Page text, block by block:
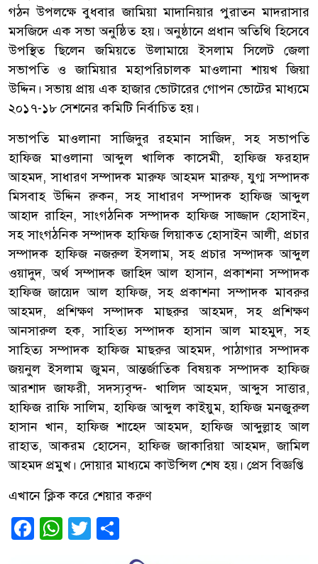
গঠন উপলক্ষে বুধবার জামিয়া মাদানিয়ার পুরাতন মাদরাসার
মসজিদে এক সভা অনুষ্ঠিত হয়। অনুষ্ঠানে প্রধান অতিথি হিসেবে
উপস্থিত ছিলেন জমিয়তে উলামায়ে ইসলাম সিলেট জেলা
সভাপতি ও জামিয়ার মহাপরিচালক মাওলানা শায়খ জিয়া
উদ্দিন। সভায় প্রায় এক হাজার ভোটারের গোপন ভোটের মাধ্যমে
২০১৭-১৮ সেশনের কমিটি নির্বাচিত হয়।
সভাপতি মাওলানা সাজিদুর রহমান সাজিদ, সহ সভাপতি
হাফিজ মাওলানা আব্দুল খালিক কাসেমী, হাফিজ ফরহাদ
আহমদ, সাধারণ সম্পাদক মারুফ আহমদ মারুফ, যুগ্ম সম্পাদক
মিসবাহ উদ্দিন রুকন, সহ সাধারণ সম্পাদক হাফিজ আব্দুল
আহাদ রাহিন, সাংগঠনিক সম্পাদক হাফিজ সাজ্জাদ হোসাইন,
সহ সাংগঠনিক সম্পাদক হাফিজ লিয়াকত হোসাইন আলী, প্রচার
সম্পাদক হাফিজ নজরুল ইসলাম, সহ প্রচার সম্পাদক আব্দুল
ওয়াদুদ, অর্থ সম্পাদক জাহিদ আল হাসান, প্রকাশনা সম্পাদক
হাফিজ জায়েদ আল হাফিজ, সহ প্রকাশনা সম্পাদক মাবরুর
আহমদ, প্রশিক্ষণ সম্পাদক মাছরুর আহমদ, সহ প্রশিক্ষণ
আনসারুল হক, সাহিত্য সম্পাদক হাসান আল মাহমুদ, সহ
সাহিত্য সম্পাদক হাফিজ মাছরুর আহমদ, পাঠাগার সম্পাদক
জয়নুল ইসলাম জুমন, আন্তর্জাতিক বিষয়ক সম্পাদক হাফিজ
আরশাদ জাফরী, সদস্যবৃন্দ- খালিদ আহমদ, আব্দুস সাত্তার,
হাফিজ রাফি সালিম, হাফিজ আব্দুল কাইয়ুম, হাফিজ মনজুরুল
হাসান খান, হাফিজ শাহেদ আহমদ, হাফিজ আব্দুল্লাহ আল
রাহাত, আকরম হোসেন, হাফিজ জাকারিয়া আহমদ, জামিল
আহমদ প্রমুখ। দোয়ার মাধ্যমে কাউন্সিল শেষ হয়। প্রেস বিজ্ঞপ্তি
এখানে ক্লিক করে শেয়ার করুণ
Facebook
WhatsApp
Twitter